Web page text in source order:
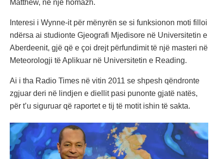
Matthew, në një homazh.
Interesi i Wynne-it për mënyrën se si funksionon moti filloi
ndërsa ai studionte Gjeografi Mjedisore në Universitetin e
Aberdeenit, gjë që e çoi drejt përfundimit të një masteri në
Meteorologji të Aplikuar në Universitetin e Reading.
Ai i tha Radio Times në vitin 2011 se shpesh qëndronte
zgjuar deri në lindjen e diellit pasi punonte gjatë natës,
për t’u siguruar që raportet e tij të motit ishin të sakta.